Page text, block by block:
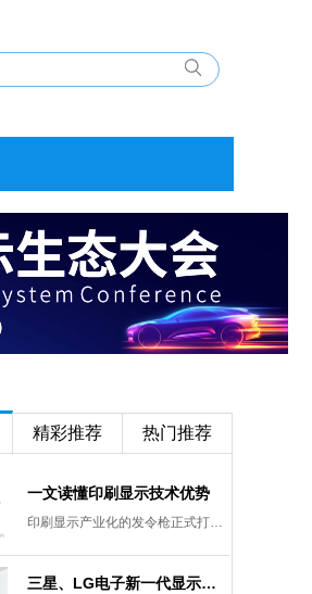
精彩推荐 热门推荐
一文读懂印刷显示技术优势
印刷显示产业化的发令枪正式打响。
三星、LG电子新一代显示发展目标：集中扩大Micro LED 应用产品线